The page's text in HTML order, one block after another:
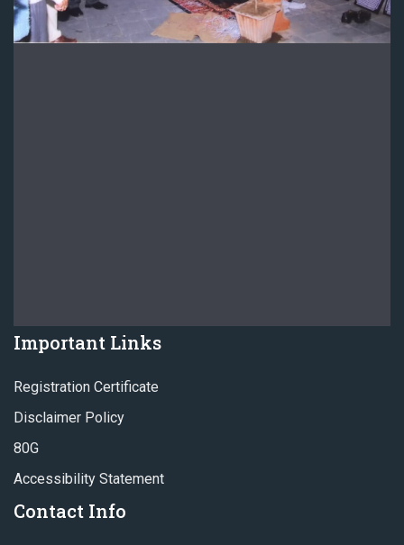
Important Links
Registration Certificate
Disclaimer Policy
80G
Accessibility Statement
Contact Info